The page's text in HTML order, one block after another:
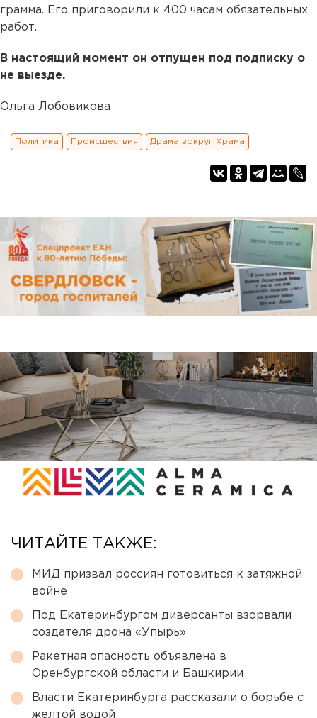
грамма. Его приговорили к 400 часам обязательных
работ.
В настоящий момент он отпущен под подписку о
не выезде.
Ольга Лобовикова
Политика Происшествия Драма вокруг Храма
ЧИТАЙТЕ ТАКЖЕ:
МИД призвал россиян готовиться к затяжной
войне
Под Екатеринбургом диверсанты взорвали
создателя дрона «Упырь»
Ракетная опасность объявлена в
Оренбургской области и Башкирии
Власти Екатеринбурга рассказали о борьбе с
желтой водой